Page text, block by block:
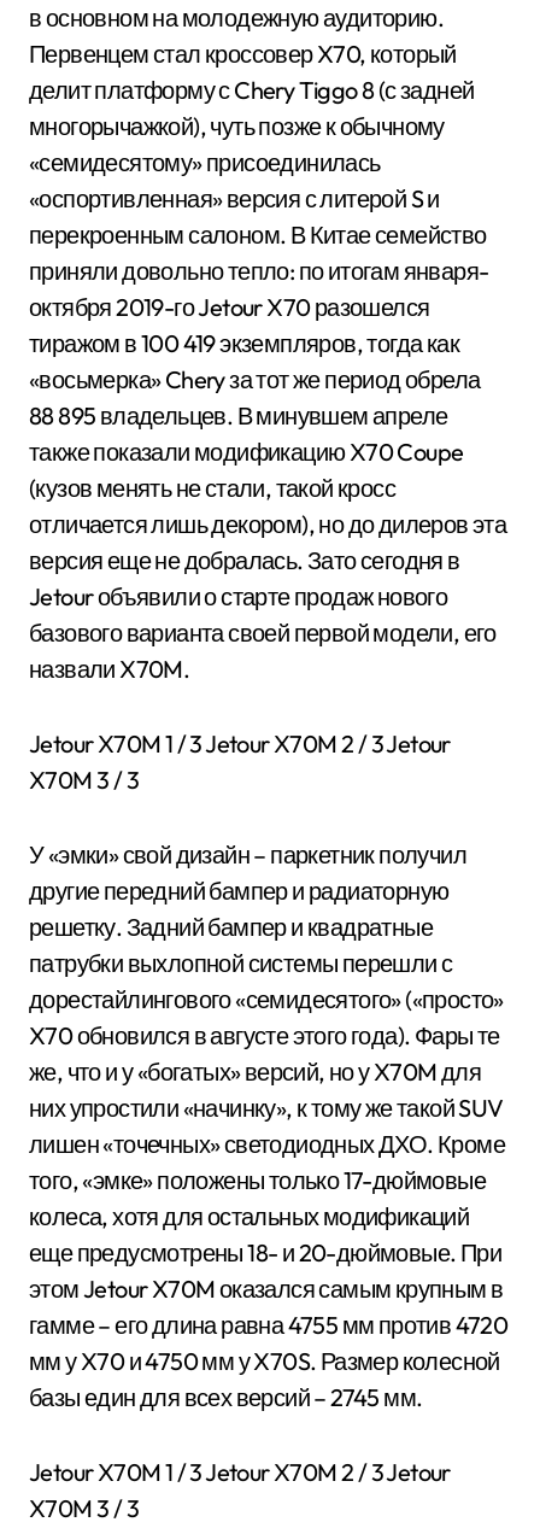
в основном на молодежную аудиторию.
Первенцем стал кроссовер X70, который
делит платформу с Chery Tiggo 8 (с задней
многорычажкой), чуть позже к обычному
«семидесятому» присоединилась
«оспортивленная» версия с литерой S и
перекроенным салоном. В Китае семейство
приняли довольно тепло: по итогам января-
октября 2019-го Jetour X70 разошелся
тиражом в 100 419 экземпляров, тогда как
«восьмерка» Chery за тот же период обрела
88 895 владельцев. В минувшем апреле
также показали модификацию X70 Coupe
(кузов менять не стали, такой кросс
отличается лишь декором), но до дилеров эта
версия еще не добралась. Зато сегодня в
Jetour объявили о старте продаж нового
базового варианта своей первой модели, его
назвали X70M.
Jetour X70M1/ 3 Jetour X70M2/ 3 Jetour
X70M3/ 3
У «эмки» свой дизайн – паркетник получил
другие передний бампер и радиаторную
решетку. Задний бампер и квадратные
патрубки выхлопной системы перешли с
дорестайлингового «семидесятого» («просто»
X70 обновился в августе этого года). Фары те
же, что и у «богатых» версий, но у X70M для
них упростили «начинку», к тому же такой SUV
лишен «точечных» светодиодных ДХО. Кроме
того, «эмке» положены только 17-дюймовые
колеса, хотя для остальных модификаций
еще предусмотрены 18- и 20-дюймовые. При
этом Jetour X70M оказался самым крупным в
гамме – его длина равна 4755 мм против 4720
мм у X70 и 4750 мм у X70S. Размер колесной
базы един для всех версий – 2745 мм.
Jetour X70M1/ 3 Jetour X70M2/ 3 Jetour
X70M3/ 3